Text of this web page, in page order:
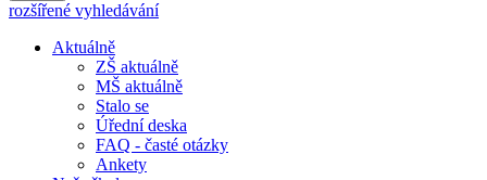
rozšířené vyhledávání
Aktuálně
ZŠ aktuálně
MŠ aktuálně
Stalo se
Úřední deska
FAQ - časté otázky
Ankety